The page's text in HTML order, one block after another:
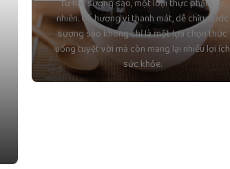
từ hạt sương sáo, một loại thực phẩm tự
nhiên. Có hương vị thanh mát, dễ chịu, nước
sương sáo không chỉ là một lựa chọn thức
uống tuyệt vời mà còn mang lại nhiều lợi ích
sức khỏe.